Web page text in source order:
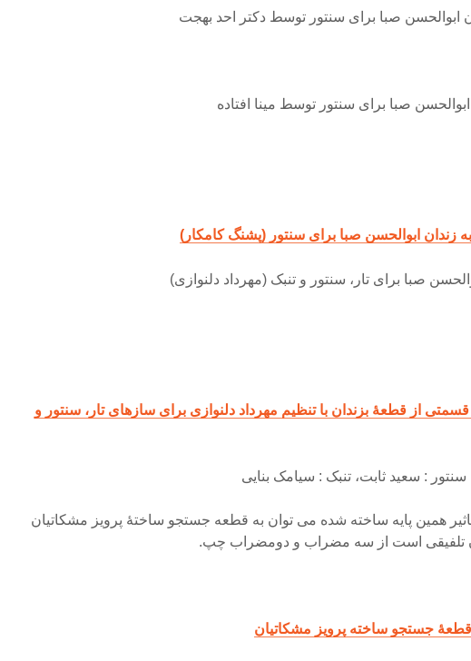
ابوالحسن صبا برای سنتور توسط دکتر احد بهجت
صبا برای سنتور توسط مینا افتاده
زندان ابوالحسن صبا برای سنتور (پشنگ کامکار)
صبا برای تار، سنتور و تنبک (مهرداد دلنوازی)
قسمتی از قطعۀ بزندان با تنظیم مهرداد دلنوازی برای سازهای تار، سنتور و
سنتور : سعید ثابت، تنبک : سیامک بنایی
همین پایه ساخته شده می توان به قطعه جستجو ساختۀ پرویز مشکاتیان
آن تلفیقی است از سه مضراب و دومضراب چپ.
جستجو ساخته پرویز مشکاتیان